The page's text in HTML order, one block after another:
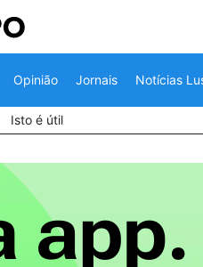
Opinião Jornais Notícias
Isto é útil